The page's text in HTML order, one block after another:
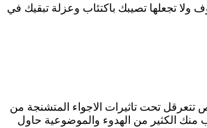
ولا تجعلها تصيبك باكتئاب وعزلة تبقيك في
تحت تاثيرات الاجواء المتشنجة من
منك الكثير من الهدوء والموضوعية حاول